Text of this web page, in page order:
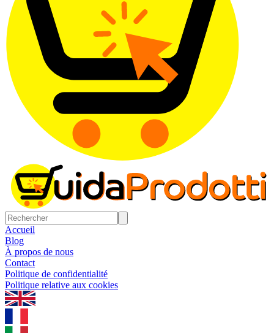
Accueil
Blog
À propos de nous
Contact
Politique de confidentialité
Politique relative aux cookies